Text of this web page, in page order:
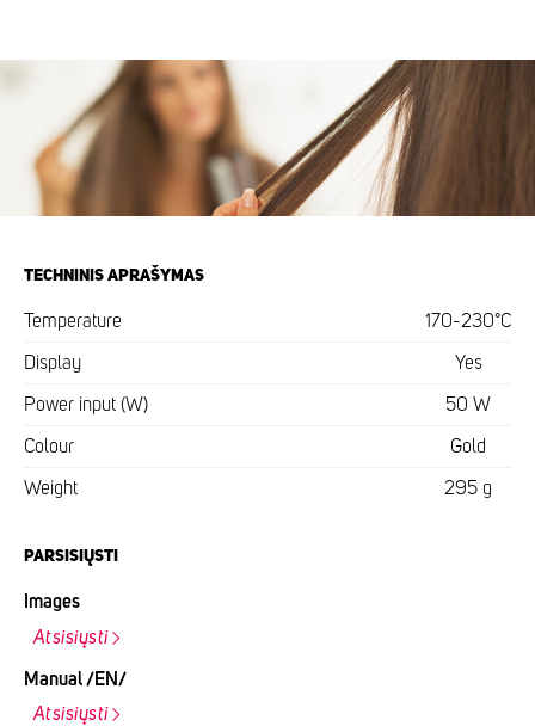
TECHNINIS APRAŠYMAS
Temperature 170-230°C
Display Yes
Power input (W) 50 W
Colour Gold
Weight 295 g
PARSISIŲSTI
Images
Atsisiųsti
Manual /EN/
Atsisiųsti